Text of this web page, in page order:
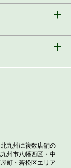
九州に複数店舗の
州市八幡西区・中
町・若松区エリア